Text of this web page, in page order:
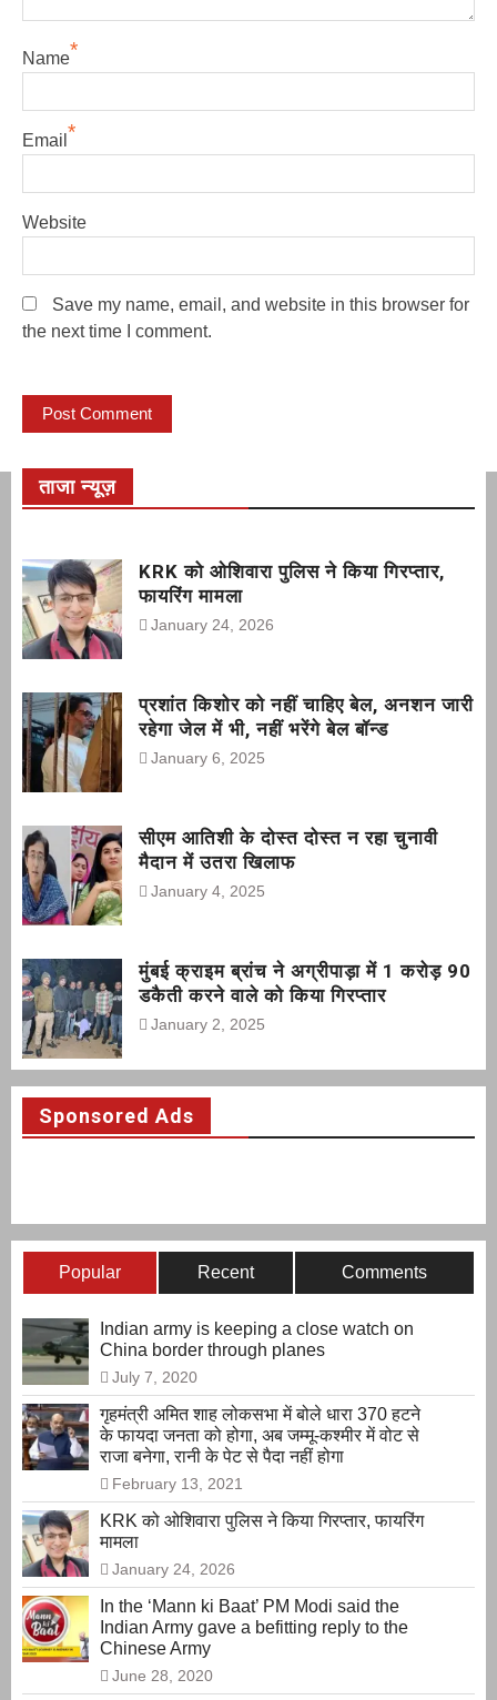
Name*
Email *
Website
Save my name, email, and website in this browser for
the next time I comment.
ताजा न्यूज़
KRK को ओशिवारा पुलिस ने किया गिरप्तार,
फायरिंग मामला
January 24, 2026
प्रशांत किशोर को नहीं चाहिए बेल, अनशन जारी
रहेगा जेल में भी, नहीं भरेंगे बेल बॉन्ड
January 6, 2025
सीएम आतिशी के दोस्त दोस्त न रहा चुनावी
मैदान में उतरा खिलाफ
January 4, 2025
मुंबई क्राइम ब्रांच ने अग्रीपाड़ा में 1 करोड़ 90
डकैती करने वाले को किया गिरप्तार
January 2, 2025
Sponsored Ads
Popular Recent Comments
Indian army is keeping a close watch on
China border through planes
July 7, 2020
गृहमंत्री अमित शाह लोकसभा में बोले धारा 370 हटने
के फायदा जनता को होगा, अब जम्मू-कश्मीर में वोट से
राजा बनेगा, रानी के पेट से पैदा नहीं होगा
February 13, 2021
KRK को ओशिवारा पुलिस ने किया गिरप्तार, फायरिंग
मामला
January 24, 2026
In the ‘Mann ki Baat’ PM Modi said the
Indian Army gave a befitting reply to the
Chinese Army
June 28, 2020